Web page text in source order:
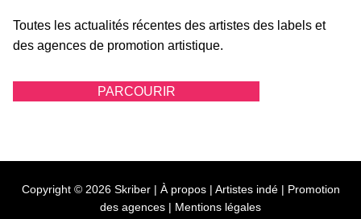
Toutes les actualités récentes des artistes des labels et
des agences de promotion artistique.
PARCOURIR
Copyright © 2026 Skriber | À propos| Artistes indé| Promotion
des agences | Mentions légales